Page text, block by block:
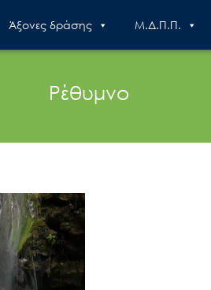
Άξονες δράσης Μ.Δ.Π.Π.
Ρέθυμνο